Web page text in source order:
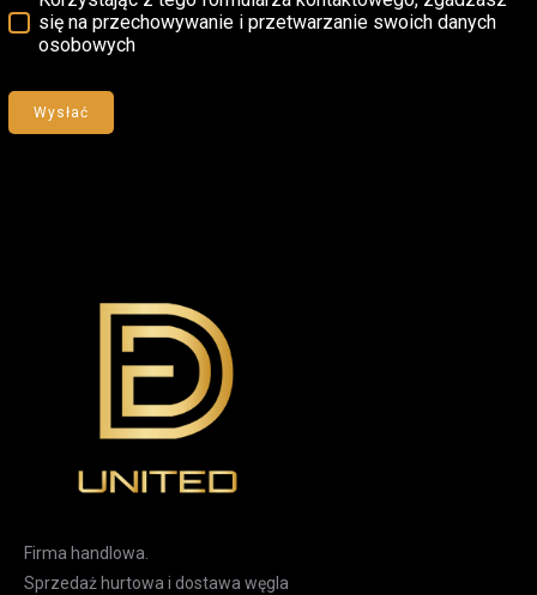
się na przechowywanie i przetwarzanie swoich danych
osobowych
Wysłać
Firma handlowa.
Sprzedaż hurtowa i dostawa węgla